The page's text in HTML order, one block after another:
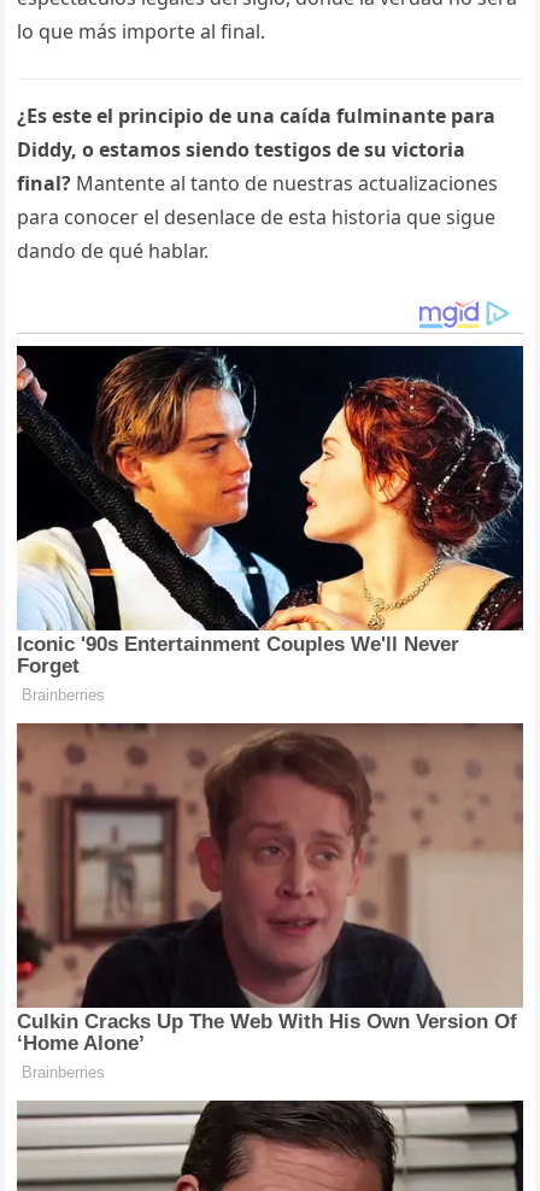
lo que más importe al final.
¿Es este el principio de una caída fulminante para
Diddy, o estamos siendo testigos de su victoria
final? Mantente al tanto de nuestras actualizaciones
para conocer el desenlace de esta historia que sigue
dando de qué hablar.